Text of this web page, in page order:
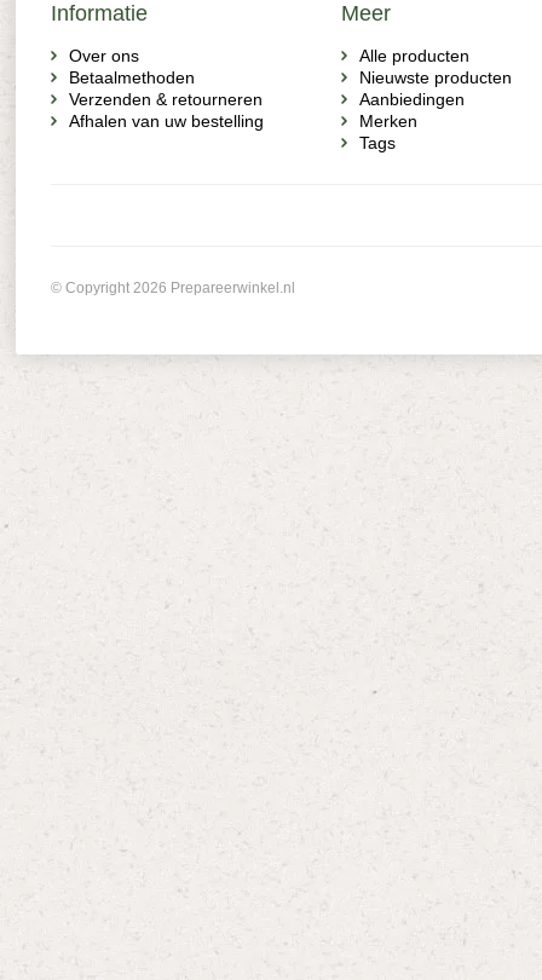
Informatie
Over ons
Betaalmethoden
Verzenden & retourneren
Afhalen van uw bestelling
Meer
Alle producten
Nieuwste producten
Aanbiedingen
Merken
Tags
© Copyright 2026 Prepareerwinkel.nl